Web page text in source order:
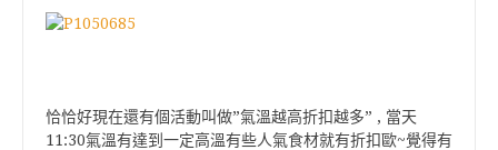
恰恰好現在還有個活動叫做”氣溫越高折扣越多” , 當天
11:30氣溫有達到一定高溫有些人氣食材就有折扣歐~覺得有